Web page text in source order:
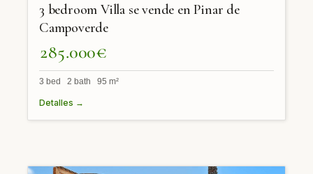
3 bedroom Villa se vende en Pinar de
Campoverde
285.000€
3 bed 2 bath 95 m²
Detalles →